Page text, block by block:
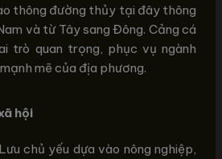
thông đường thủy tại đây thông
và từ Tây sang Đông. Cảng cá
trò quan trọng, phục vụ ngành
mẽ của địa phương.
hội
chủ yếu dựa vào nông nghiệp,